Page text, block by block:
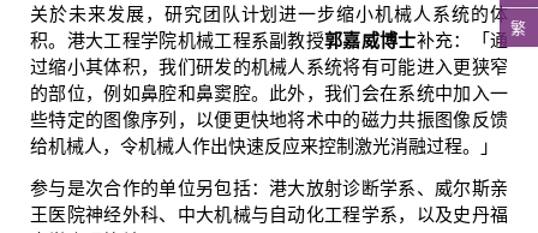
繁
关於未来发展，研究团队计划进一步缩小机械人系统的体
积。港大工程学院机械工程系副教授郭嘉威博士补充：「通
过缩小其体积，我们研发的机械人系统将有可能进入更狭窄
的部位，例如鼻腔和鼻窦腔。此外，我们会在系统中加入一
些特定的图像序列，以便更快地将术中的磁力共振图像反馈
给机械人，令机械人作出快速反应来控制激光消融过程。」
参与是次合作的单位另包括：港大放射诊断学系、威尔斯亲
王医院神经外科、中大机械与自动化工程学系，以及史丹福